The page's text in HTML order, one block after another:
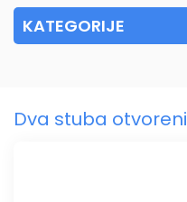
KATEGORIJE
Dva stuba